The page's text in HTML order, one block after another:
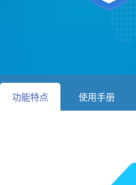
功能特点 使用手册